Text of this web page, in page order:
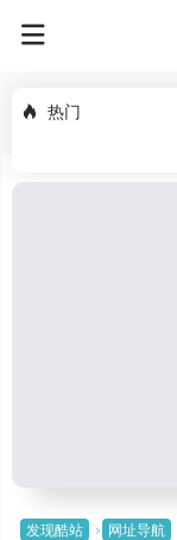
热门
发现酷站 网址导航